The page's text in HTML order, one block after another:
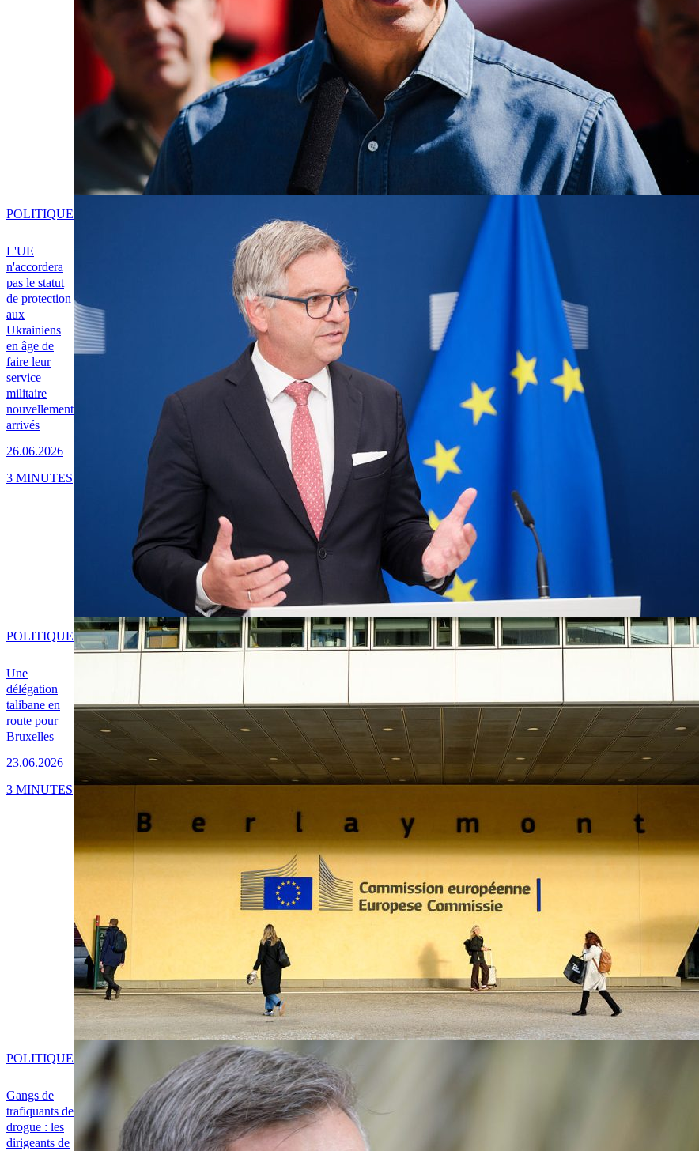
L'UE
n'accordera
pas le statut
de protection
aux
Ukrainiens
en âge de
faire leur
service
militaire
nouvellement
arrivés
26.06.2026
POLITIQUE
3 MINUTES
Une
délégation
talibane en
route pour
Bruxelles
23.06.2026
POLITIQUE
3 MINUTES
Gangs de
trafiquants de
drogue : les
dirigeants de
POLITIQUE